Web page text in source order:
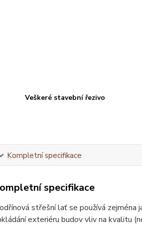
Veškeré stavební řezivo
Kompletní specifikace
specifikace
střešní lať se používá zejména
exteriéru budov vliv na kvalitu